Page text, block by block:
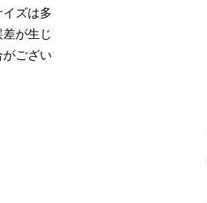
イズは多
差が生じ
がござい